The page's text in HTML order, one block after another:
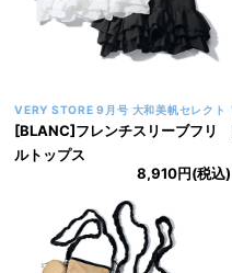
VERY STORE 9月号 大和美帆セレクト
[BLANC]フレンチスリーブフリ
ルトップス
8,910円(税込)